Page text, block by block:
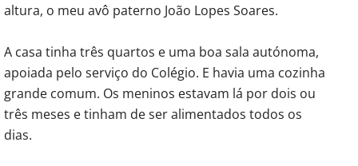
altura, o meu avô paterno João Lopes Soares.
A casa tinha três quartos e uma boa sala autónoma,
apoiada pelo serviço do Colégio. E havia uma cozinha
grande comum. Os meninos estavam lá por dois ou
três meses e tinham de ser alimentados todos os
dias.